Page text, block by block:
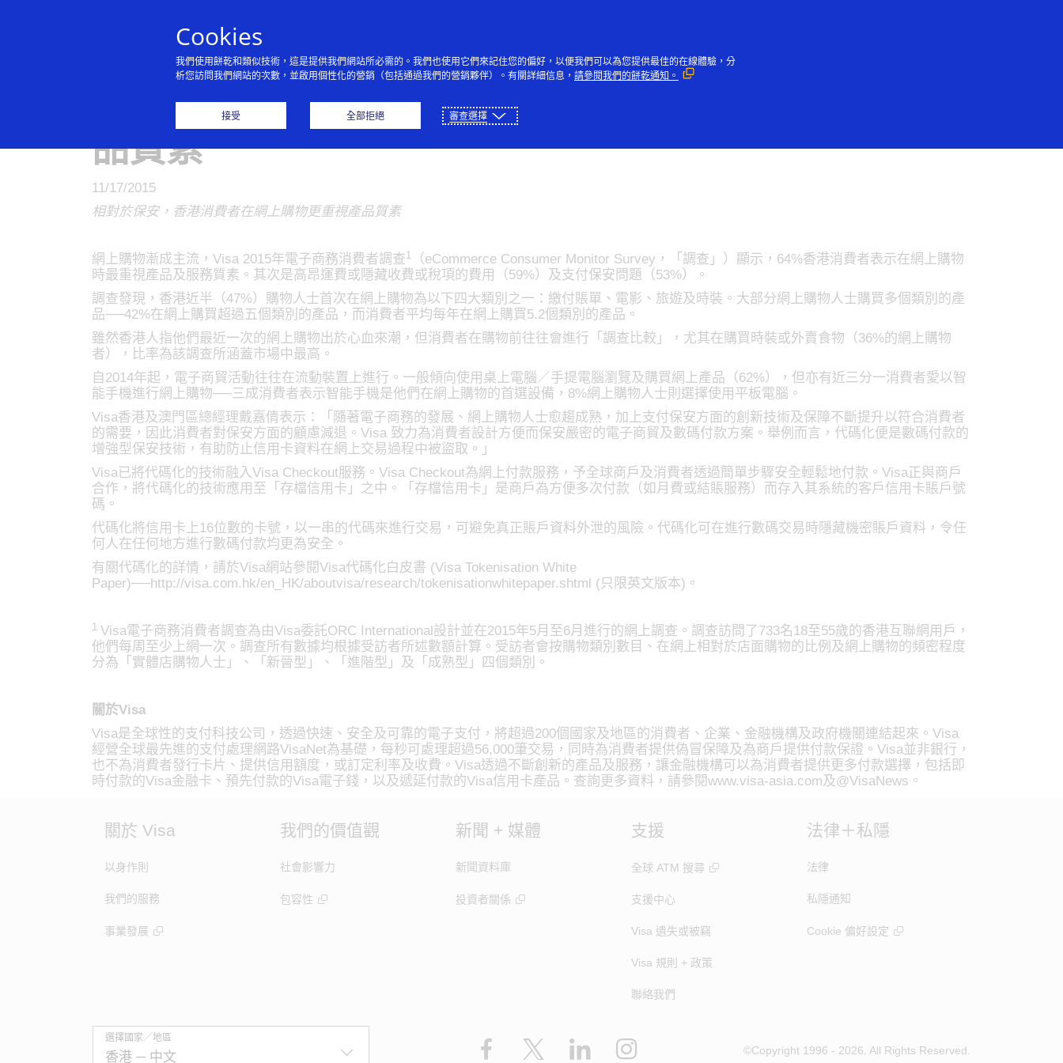
個人 企業與政府 創新者 社會大眾
Visa 調查：相對於保安，香港網上購物人士更重視產
品質素
11/17/2015
相對於保安，香港消費者在網上購物更重視產品質素
網上購物漸成主流，Visa 2015年電子商務消費者調查1（eCommerce Consumer Monitor Survey，「調查」）顯示，64%香港消費者表示在網上購物
時最重視產品及服務質素。其次是高昂運費或隱藏收費或稅項的費用（59%）及支付保安問題（53%）。
調查發現，香港近半（47%）購物人士首次在網上購物為以下四大類別之一：繳付賬單、電影、旅遊及時裝。大部分網上購物人士購買多個類別的產
品──42%在網上購買超過五個類別的產品，而消費者平均每年在網上購買5.2個類別的產品。
雖然香港人指他們最近一次的網上購物出於心血來潮，但消費者在購物前往往會進行「調查比較」，尤其在購買時裝或外賣食物（36%的網上購物
者），比率為該調查所涵蓋市場中最高。
自2014年起，電子商貿活動往往在流動裝置上進行。一般傾向使用桌上電腦／手提電腦瀏覽及購買網上產品（62%），但亦有近三分一消費者愛以智
能手機進行網上購物──三成消費者表示智能手機是他們在網上購物的首選設備，8%網上購物人士則選擇使用平板電腦。
Visa香港及澳門區總經理戴嘉倩表示：「隨著電子商務的發展、網上購物人士愈趨成熟，加上支付保安方面的創新技術及保障不斷提升以符合消費者
的需要，因此消費者對保安方面的顧慮減退。Visa 致力為消費者設計方便而保安嚴密的電子商貿及數碼付款方案。舉例而言，代碼化便是數碼付款的
增強型保安技術，有助防止信用卡資料在網上交易過程中被盜取。」
Visa已將代碼化的技術融入Visa Checkout服務。Visa Checkout為網上付款服務，予全球商戶及消費者透過簡單步驟安全輕鬆地付款。Visa正與商戶
合作，將代碼化的技術應用至「存檔信用卡」之中。「存檔信用卡」是商戶為方便多次付款（如月費或結賬服務）而存入其系統的客戶信用卡賬戶號
碼。
代碼化將信用卡上16位數的卡號，以一串的代碼來進行交易，可避免真正賬戶資料外泄的風險。代碼化可在進行數碼交易時隱藏機密賬戶資料，令任
何人在任何地方進行數碼付款均更為安全。
有關代碼化的詳情，請於Visa網站參閱Visa代碼化白皮書 (Visa Tokenisation White
Paper)──http://visa.com.hk/en_HK/aboutvisa/research/tokenisationwhitepaper.shtml (只限英文版本)。
1 Visa電子商務消費者調查為由Visa委託ORC International設計並在2015年5月至6月進行的網上調查。調查訪問了733名18至55歲的香港互聯網用戶，
他們每周至少上網一次。調查所有數據均根據受訪者所述數額計算。受訪者會按購物類別數目、在網上相對於店面購物的比例及網上購物的頻密程度
分為「實體店購物人士」、「新晉型」、「進階型」及「成熟型」四個類別。
關於Visa
Visa是全球性的支付科技公司，透過快速、安全及可靠的電子支付，將超過200個國家及地區的消費者、企業、金融機構及政府機關連結起來。Visa
經營全球最先進的支付處理網路VisaNet為基礎，每秒可處理超過56,000筆交易，同時為消費者提供偽冒保障及為商戶提供付款保證。Visa並非銀行，
也不為消費者發行卡片、提供信用額度，或訂定利率及收費。Visa透過不斷創新的產品及服務，讓金融機構可以為消費者提供更多付款選擇，包括即
時付款的Visa金融卡、預先付款的Visa電子錢，以及遞延付款的Visa信用卡產品。查詢更多資料，請參閱www.visa-asia.com及@VisaNews。
關於 Visa
以身作則
我們的服務
事業發展
我們的價值觀
社會影響力
包容性
新聞 + 媒體
新聞資料庫
投資者關係
支援
全球 ATM 搜尋
支援中心
Visa 遺失或被竊
Visa 規則 + 政策
聯絡我們
法律＋私隱
法律
私隱通知
Cookie 偏好設定
選擇國家／地區 Facebook LinkedIn ©Copyright 1996 - 2026. All Rights Reserved.
Cookies
我們使用餅乾和類似技術，這是提供我們網站所必需的。我們也使用它們來記住您的偏好，以便我們可以為您提供最佳的在線體驗，分
析您訪問我們網站的次數，並啟用個性化的營銷（包括通過我們的營銷夥伴）。有關詳細信息， 請參閱我們的餅乾通知。
接受 全部拒絕 審查選擇